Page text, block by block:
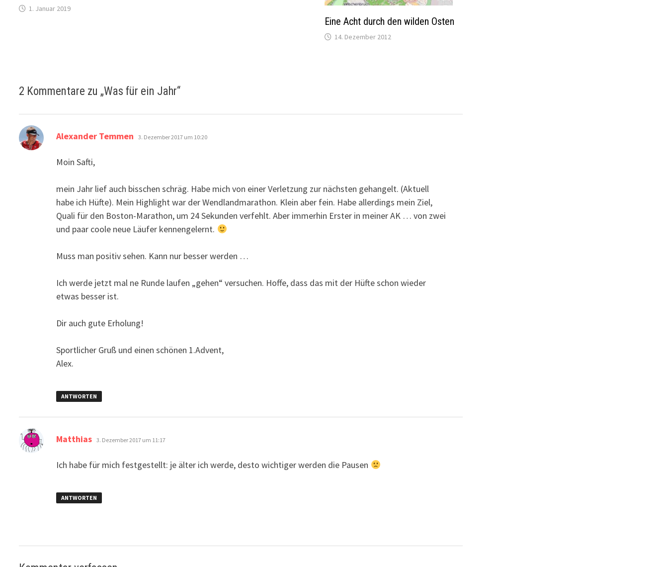
1. Januar 2019
Eine Acht durch den wilden Osten
14. Dezember 2012
2 Kommentare zu „Was für ein Jahr“
Alexander Temmen sagt:
3. Dezember 2017 um 10:20
Moin Safti,
mein Jahr lief auch bisschen schräg. Habe mich von einer Verletzung zur nächsten gehangelt. (Aktuell
habe ich Hüfte). Mein Highlight war der Wendlandmarathon. Klein aber fein. Habe allerdings mein Ziel,
Quali für den Boston-Marathon, um 24 Sekunden verfehlt. Aber immerhin Erster in meiner AK … von zwei
und paar coole neue Läufer kennengelernt.
Muss man positiv sehen. Kann nur besser werden …
Ich werde jetzt mal ne Runde laufen „gehen“ versuchen. Hoffe, dass das mit der Hüfte schon wieder
etwas besser ist.
Dir auch gute Erholung!
Sportlicher Gruß und einen schönen 1.Advent,
Alex.
ANTWORTEN
Matthias sagt:
3. Dezember 2017 um 11:17
Ich habe für mich festgestellt: je älter ich werde, desto wichtiger werden die Pausen
ANTWORTEN